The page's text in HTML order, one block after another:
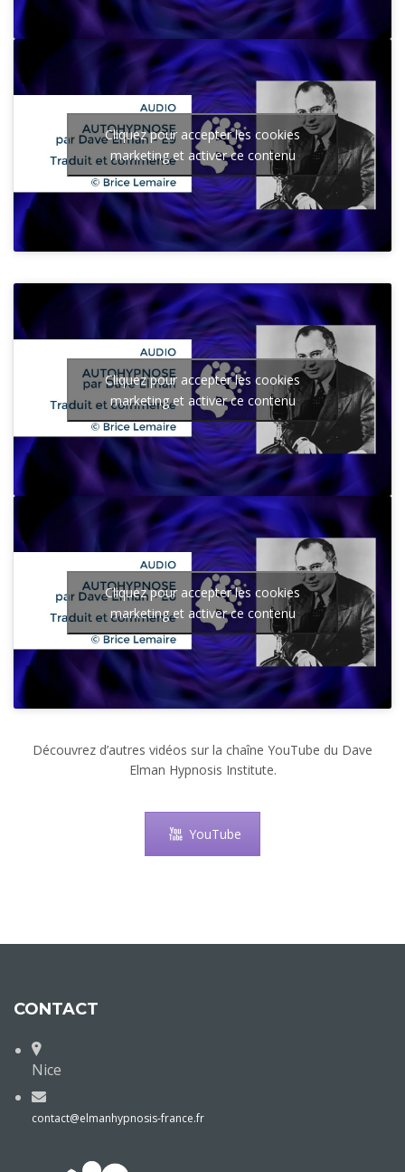
Cliquez pour accepter les cookies
marketing et activer ce contenu
Cliquez pour accepter les cookies
marketing et activer ce contenu
Cliquez pour accepter les cookies
marketing et activer ce contenu
Découvrez d’autres vidéos sur la chaîne YouTube du Dave
Elman Hypnosis Institute.
YouTube
CONTACT
Nice
contact@elmanhypnosis-france.fr